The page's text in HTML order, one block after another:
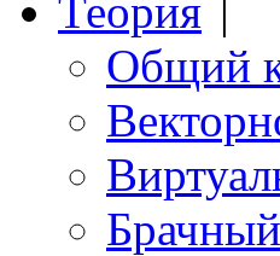
Теория |
Общий